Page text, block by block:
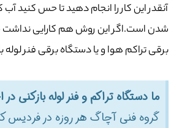
آنقدر این کار را انجام دهید تا حس کنید
شدن است.اگر این روش هم کارایی
برقی تراکم هوا و یا دستگاه برقی فنر لوله
ما دستگاه تراکم و فنر لوله بازکنی در
گروه فنی آچاگ هر روزه در فردیس